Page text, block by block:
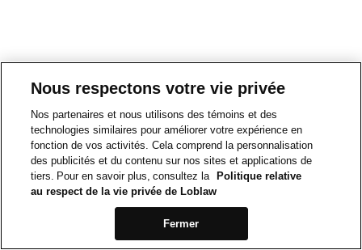
Nous respectons votre vie privée
Nos partenaires et nous utilisons des témoins et des
technologies similaires pour améliorer votre expérience en
fonction de vos activités. Cela comprend la personnalisation
des publicités et du contenu sur nos sites et applications de
tiers. Pour en savoir plus, consultez la
Politique relative
au respect de la vie privée de Loblaw
Fermer